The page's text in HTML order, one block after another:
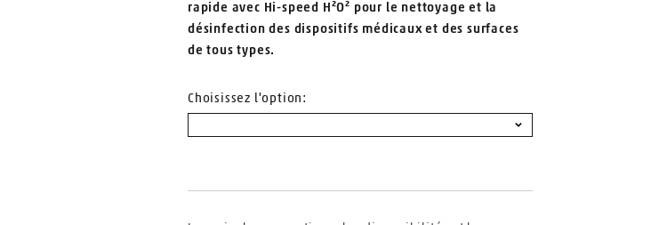
rapide avec Hi-speed H²O² pour le nettoyage et la
désinfection des dispositifs médicaux et des surfaces
de tous types.
Choisissez l'option: